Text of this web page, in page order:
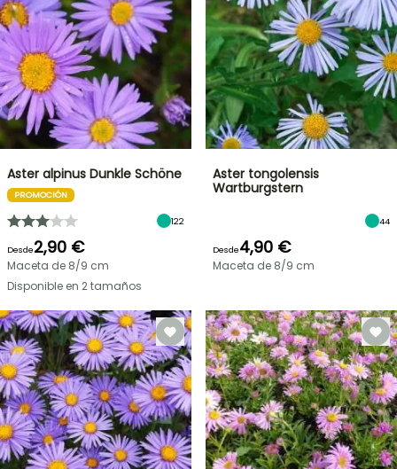
Aster alpinus Dunkle Schöne
PROMOCIÓN
122
Desde2,90 €
Maceta de 8/9 cm
Disponible en 2 tamaños
Aster tongolensis
Wartburgstern
44
Desde4,90 €
Maceta de 8/9 cm